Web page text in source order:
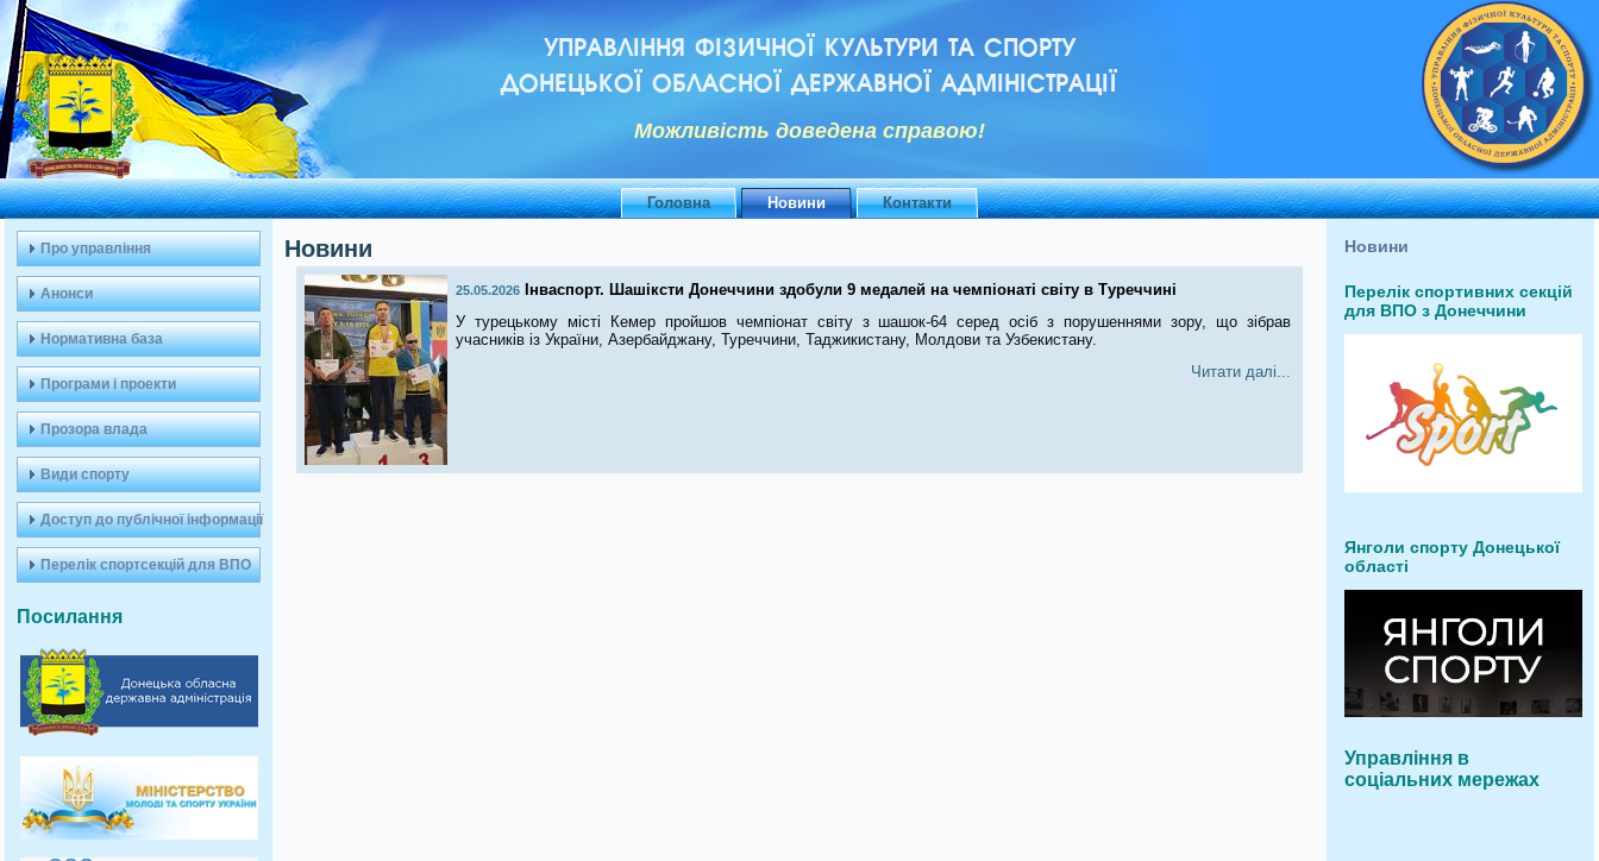
УПРАВЛІННЯ ФІЗИЧНОЇ КУЛЬТУРИ ТА СПОРТУ
ДОНЕЦЬКОЇ ОБЛАСНОЇ ДЕРЖАВНОЇ АДМІНІСТРАЦІЇ
Можливiсть доведена справою!
Головна Новини Контакти
Про управління
Анонси
Нормативна база
Програми і проекти
Прозора влада
Види спорту
Доступ до публічної інформації
Перелік спортсекцій для ВПО
Посилання
Новини
25.05.2026
Інваспорт. Шашіксти Донеччини здобули 9 медалей на чемпіонаті світу в Туреччині
У турецькому місті Кемер пройшов чемпіонат світу з шашок-64 серед осіб з порушеннями зору, що зібрав
учасників із України, Азербайджану, Туреччини, Таджикистану, Молдови та Узбекистану.
Читати далі...
Новини
Перелік спортивних секцій
для ВПО з Донеччини
Янголи спорту Донецької
області
Управління в
соціальних мережах